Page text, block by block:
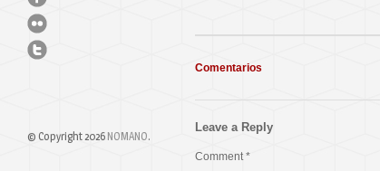
© Copyright 2026 NOMANO.
Comentarios
Leave a Reply
Comment *